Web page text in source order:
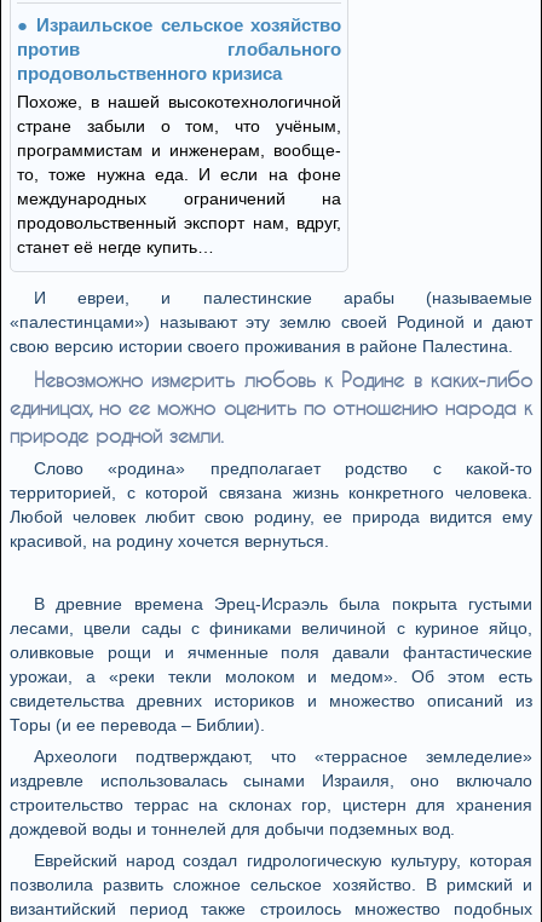
Израильское сельское хозяйство
против глобального
продовольственного кризиса
Похоже, в нашей высокотехнологичной
стране забыли о том, что учёным,
программистам и инженерам, вообще-
то, тоже нужна еда. И если на фоне
международных ограничений на
продовольственный экспорт нам, вдруг,
станет её негде купить…
И евреи, и палестинские арабы (называемые
«палестинцами») называют эту землю своей Родиной и дают
свою версию истории своего проживания в районе Палестина.
Невозможно измерить любовь к Родине в каких-либо
единицах, но ее можно оценить по отношению народа к
природе родной земли.
Слово «родина» предполагает родство с какой-то
территорией, с которой связана жизнь конкретного человека.
Любой человек любит свою родину, ее природа видится ему
красивой, на родину хочется вернуться.
В древние времена Эрец-Исраэль была покрыта густыми
лесами, цвели сады с финиками величиной с куриное яйцо,
оливковые рощи и ячменные поля давали фантастические
урожаи, а «реки текли молоком и медом». Об этом есть
свидетельства древних историков и множество описаний из
Торы (и ее перевода – Библии).
Археологи подтверждают, что «террасное земледелие»
издревле использовалась сынами Израиля, оно включало
строительство террас на склонах гор, цистерн для хранения
дождевой воды и тоннелей для добычи подземных вод.
Еврейский народ создал гидрологическую культуру, которая
позволила развить сложное сельское хозяйство. В римский и
византийский период также строилось множество подобных